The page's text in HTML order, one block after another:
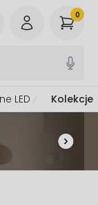
0
LED Kolekcje